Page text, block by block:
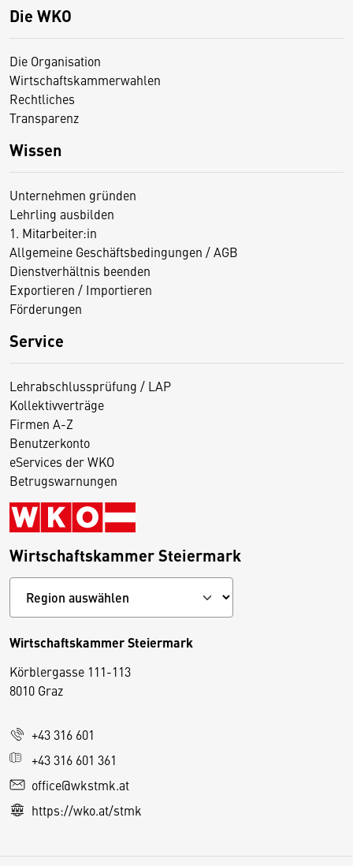
Die WKO
Die Organisation
Wirtschaftskammerwahlen
Rechtliches
Transparenz
Wissen
Unternehmen gründen
Lehrling ausbilden
1. Mitarbeiter:in
Allgemeine Geschäftsbedingungen / AGB
Dienstverhältnis beenden
Exportieren / Importieren
Förderungen
Service
Lehrabschlussprüfung / LAP
Kollektivverträge
Firmen A-Z
Benutzerkonto
eServices der WKO
Betrugswarnungen
Wirtschaftskammer Steiermark
Wirtschaftskammer Steiermark
Körblergasse 111-113
8010 Graz
+43 316 601
+43 316 601 361
office@wkstmk.at
https://wko.at/stmk
D
i
s
e
S
e